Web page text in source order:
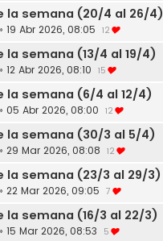
la semana (20/4 al 26/4)
19 Abr 2026, 08:05 12
la semana (13/4 al 19/4)
12 Abr 2026, 08:10 15
la semana (6/4 al 12/4)
05 Abr 2026, 08:00 12
la semana (30/3 al 5/4)
29 Mar 2026, 08:08 12
la semana (23/3 al 29/3)
22 Mar 2026, 09:05 7
la semana (16/3 al 22/3)
15 Mar 2026, 08:53 5